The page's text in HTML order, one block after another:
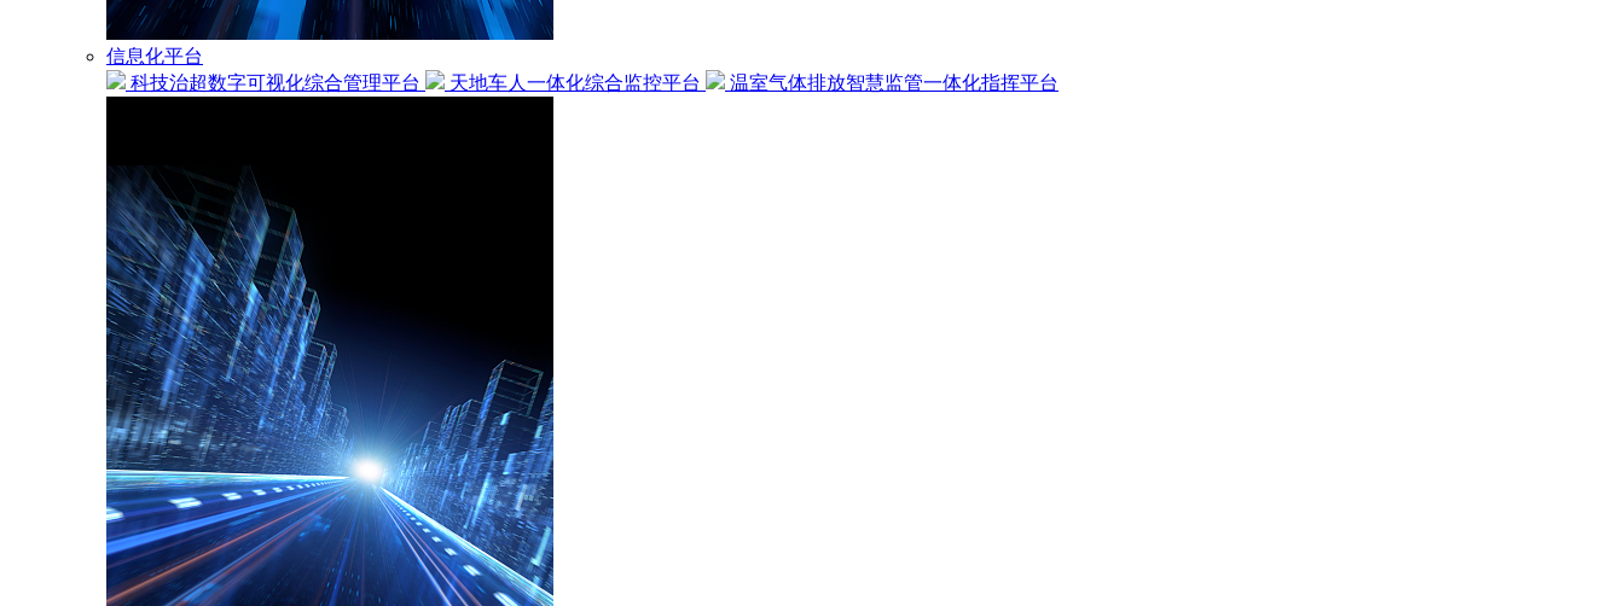
信息化平台
科技治超数字可视化综合管理平台
天地车人一体化综合监控平台 温室气体排放智慧监管一体化指挥平台